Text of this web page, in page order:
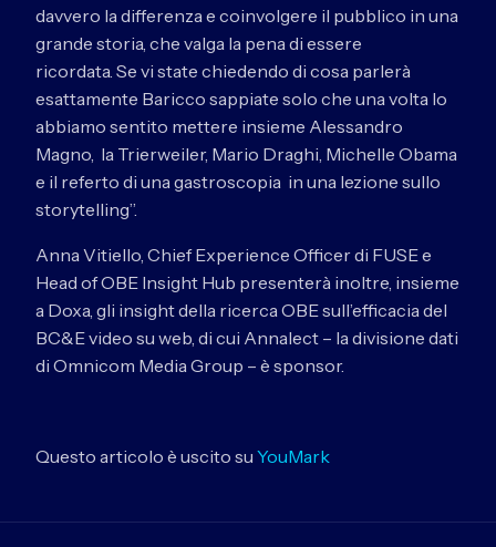
davvero la differenza e coinvolgere il pubblico in una
grande storia, che valga la pena di essere
ricordata. Se vi state chiedendo di cosa parlerà
esattamente Baricco sappiate solo che una volta lo
abbiamo sentito mettere insieme Alessandro
Magno, la Trierweiler, Mario Draghi, Michelle Obama
e il referto di una gastroscopia in una lezione sullo
storytelling”.
Anna Vitiello, Chief Experience Officer di FUSE e
Head of OBE Insight Hub presenterà inoltre, insieme
a Doxa, gli insight della ricerca OBE sull’efficacia del
BC&E video su web, di cui Annalect – la divisione dati
di Omnicom Media Group – è sponsor.
Questo articolo è uscito su YouMark